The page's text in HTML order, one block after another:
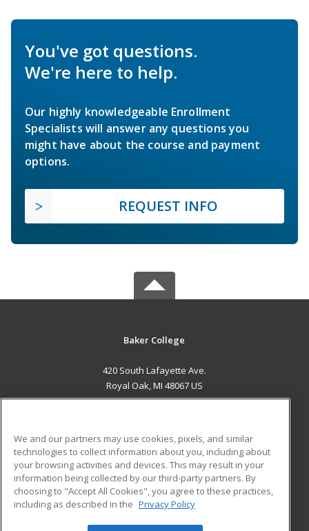
You've got questions.
We're here to help.
Our highly knowledgeable Enrollment
Specialists will answer any questions you
might have about the course and payment
options.
REQUEST INFO
Baker College
420 South Lafayette Ave.
Royal Oak, MI 48067 US
ADDITIONAL RESOURCES
Military
Financial Assistance
Help
Student Blog
We and our partners may use cookies, pixels, and similar
technologies to collect information about you, including about
your browsing activities and devices. This may result in your
information being collected by our third-party partners. By
choosing to "Accept All Cookies", you agree to these practices,
including as described in the Privacy Policy